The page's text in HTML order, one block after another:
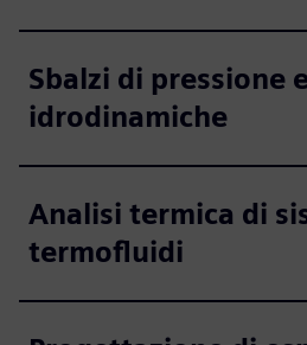
Sbalzi di pressione
idrodinamiche
Analisi termica di
termofluidi